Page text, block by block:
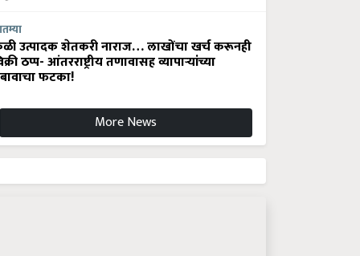
उत्पादक शेतकरी नाराज… लाखोंचा खर्च करूनही
ठप्प- आंतरराष्ट्रीय तणावासह व्यापाऱ्यांच्या
फटका!
More News